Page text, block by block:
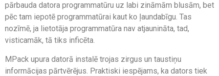
pārbauda datora programmatūru uz labi zināmām blusām, bet
pēc tam iepotē programmatūrai kaut ko ļaundabīgu. Tas
nozīmē, ja lietotāja programmatūra nav atjaunināta, tad,
visticamāk, tā tiks inficēta.
MPack upura datorā instalē trojas zirgus un taustiņu
informācijas pārtvērējus. Praktiski iespējams, ka dators tiek